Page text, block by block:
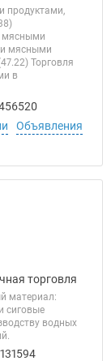
продуктами,
мясными
и мясными
Торговля
в
Объявления
торговля
материал:
сиговые
водных